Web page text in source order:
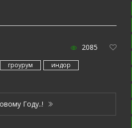
2085
гроурум
индор
Году..!